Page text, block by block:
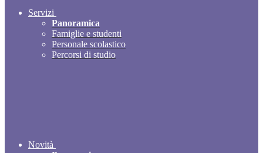
Servizi
Panoramica
Famiglie e studenti
Personale scolastico
Percorsi di studio
Novità